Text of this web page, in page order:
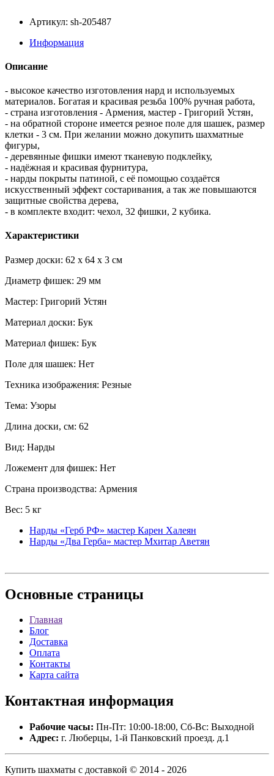
Артикул: sh-205487
Информация
Описание
- высокое качество изготовления нард и используемых
материалов. Богатая и красивая резьба 100% ручная работа,
- страна изготовления - Армения, мастер - Григорий Устян,
- на обратной стороне имеется резное поле для шашек, размер
клетки - 3 см. При желании можно докупить шахматные
фигуры,
- деревянные фишки имеют тканевую подклейку,
- надёжная и красивая фурнитура,
- нарды покрыты патиной, с её помощью создаётся
искусственный эффект состаривания, а так же повышаются
защитные свойства дерева,
- в комплекте входит: чехол, 32 фишки, 2 кубика.
Характеристики
Размер доски: 62 x 64 x 3 см
Диаметр фишек: 29 мм
Мастер: Григорий Устян
Материал доски: Бук
Материал фишек: Бук
Поле для шашек: Нет
Техника изображения: Резные
Тема: Узоры
Длина доски, см: 62
Вид: Нарды
Ложемент для фишек: Нет
Страна производства: Армения
Вес: 5 кг
Нарды «Герб РФ» мастер Карен Халеян
Нарды «Два Герба» мастер Мхитар Аветян
Основные страницы
Главная
Блог
Доставка
Оплата
Контакты
Карта сайта
Контактная информация
Рабочие часы: Пн-Пт: 10:00-18:00, Сб-Вс: Выходной
Адрес: г. Люберцы, 1-й Панковский проезд. д.1
Купить шахматы с доставкой © 2014 - 2026